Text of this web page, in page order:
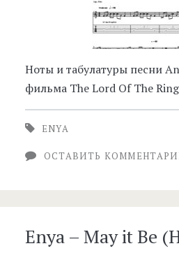
Ноты и табулатуры песни
фильма The Lord Of The
ENYA
ОСТАВИТЬ
Enya – May it Be